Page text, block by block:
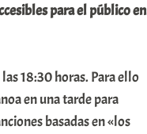
para el público en
18:30 horas. Para ello
en una tarde para
basadas en «los